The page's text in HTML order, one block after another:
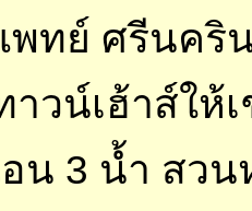
พทย์ ศรีนคริ
าวน์เฮ้าส์ให้
น 3 น้ำ สวน